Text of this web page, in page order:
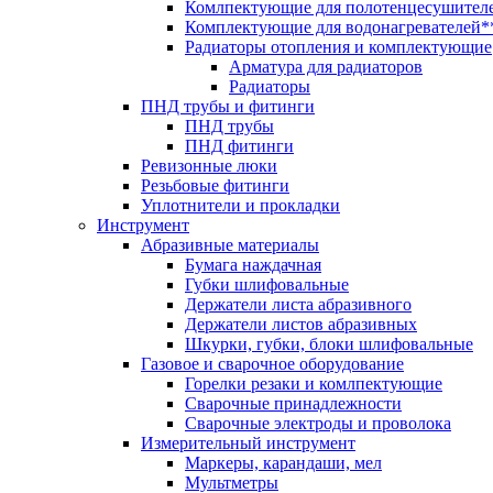
Комлпектующие для
Комплектующие для
Радиаторы отопления и комплектующие
Арматура для радиаторов
Радиаторы
ПНД трубы и фитинги
ПНД трубы
ПНД фитинги
Ревизонные люки
Резьбовые фитинги
Уплотнители и прокладки
Инструмент
Абразивные материалы
Бумага наждачная
Губки шлифовальные
Держатели листа абразивного
Держатели листов абразивных
Шкурки, губки, блоки шлифовальные
Газовое и сварочное оборудование
Горелки резаки и комлпектующие
Сварочные принадлежности
Сварочные электроды и проволока
Измерительный инструмент
Маркеры, карандаши, мел
Мультметры